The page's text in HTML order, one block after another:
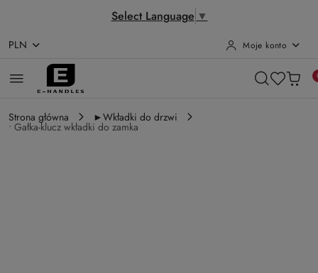
Select Language ▼
Przejdź do treści głównej
Przejdź do wyszukiwarki
Przejdź do moje konto
Przejdź do menu głównego
Przejdź do opisu produktu
Przejdź do stopki
PLN Moje konto
Strona główna ►Wkładki do drzwi
• Gałka-klucz wkładki do zamka